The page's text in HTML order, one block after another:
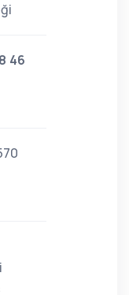
46